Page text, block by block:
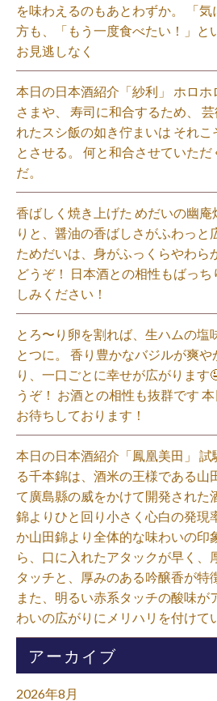
を味わえるのもあとわずか。 「気
方も、「もう一度食べたい！」と
お見逃しなく⁡
本日の日本酒紹介「紗利」 ホロ
さまや、 寿司に和合するため、
れたスシ飯の如き佇まいは それ
とさせる。 何と和合させていた
だ。⁡
香ばしく焼き上げた めだいの幽庵
りと、醤油の香ばしさがふわっと
ためだいは、身がふっくらやわら
どうぞ！ 日本酒との相性もばっ
しみください！⁡
とろ〜り卵を割れば、生ハムの塩
とつに。 香り豊かなバジルが爽
り、一口ごとに幸せが広がります
うぞ！ お酒との相性も抜群です
お待ちしております！⁡
本日の日本酒紹介「鳳凰美田」
る千本錦は、酒米の王様である山
て廣島縣の威をかけて開発された
錦よりひと回り小さく心白の発現
か山田錦より全体的な味わいの印
ら、口に入れたアタックが早く、
タッチと、厚みのある吟醸香が特
また、明るい赤系タッチの酸味が
わいの広がりにメリハリを付けて
アーカイブ
2026年8月